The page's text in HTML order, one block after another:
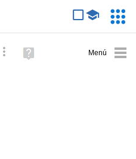
Búsqueda avanzada
Ayuda
(en